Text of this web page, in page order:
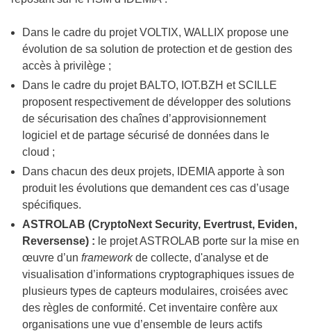
Dans le cadre du projet VOLTIX, WALLIX propose une
évolution de sa solution de protection et de gestion des
accès à privilège ;
Dans le cadre du projet BALTO, IOT.BZH et SCILLE
proposent respectivement de développer des solutions
de sécurisation des chaînes d’approvisionnement
logiciel et de partage sécurisé de données dans le
cloud ;
Dans chacun des deux projets, IDEMIA apporte à son
produit les évolutions que demandent ces cas d’usage
spécifiques.
ASTROLAB (CryptoNext Security, Evertrust, Eviden,
Reversense) : le projet ASTROLAB porte sur la mise en
œuvre d’un frameworkde collecte, d'analyse et de
visualisation d’informations cryptographiques issues de
plusieurs types de capteurs modulaires, croisées avec
des règles de conformité. Cet inventaire confère aux
organisations une vue d’ensemble de leurs actifs